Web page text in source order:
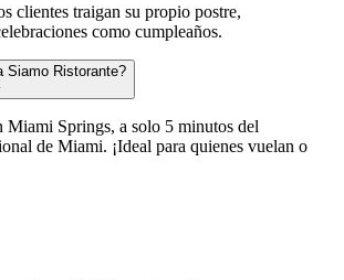
clientes traigan su propio postre,
como cumpleaños.
Siamo Ristorante?
Miami Springs, a solo 5 minutos del
de Miami. ¡Ideal para quienes vuelan o